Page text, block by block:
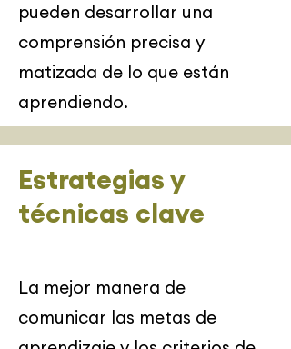
pueden desarrollar una
comprensión precisa y
matizada de lo que están
aprendiendo.
Estrategias y
técnicas clave
La mejor manera de
comunicar las metas de